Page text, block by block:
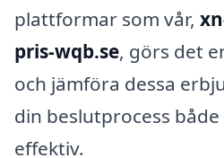
plattformar som vår,
pris-wqb.se, görs det
och jämföra dessa
din beslutprocess
effektiv.